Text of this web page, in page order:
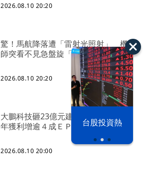
漢光42演習 台股投資熱
2026.08.10 20:20
驚！馬航降落遭「雷射光照射」 機
師突看不見急盤旋「159乘客嚇壞」
2026.08.10 20:20
大鵬科技砸23億元建智慧新廠 上半
年獲利增逾４成ＥＰＳ６．５１元
2026.08.10 20:00